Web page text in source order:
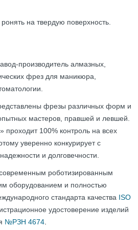
на твердую поверхность.
производитель алмазных,
фрез для маникюра,
фрезы различных форм и
мастеров, правшей и левшей.
проходит 100% контроль на всех
уверенно конкурирует с
и долговечности.
роботизированным
оборудованием и полностью
стандарта качества ISO
удостоверение изделий
№РЗН 4674